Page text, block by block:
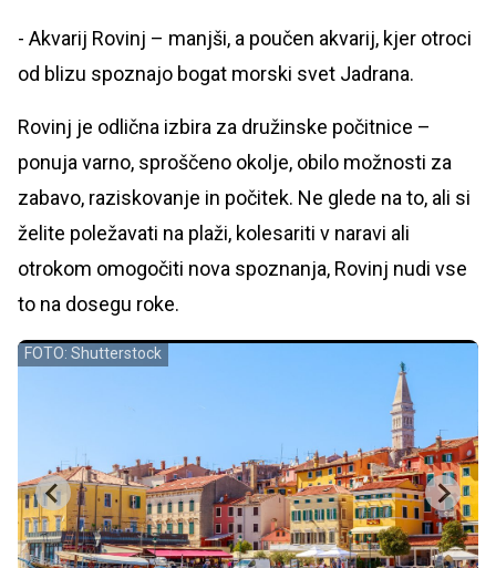
- Akvarij Rovinj – manjši, a poučen akvarij, kjer otroci
od blizu spoznajo bogat morski svet Jadrana.
Rovinj je odlična izbira za družinske počitnice –
ponuja varno, sproščeno okolje, obilo možnosti za
zabavo, raziskovanje in počitek. Ne glede na to, ali si
želite poležavati na plaži, kolesariti v naravi ali
otrokom omogočiti nova spoznanja, Rovinj nudi vse
to na dosegu roke.
FOTO: Shutterstock